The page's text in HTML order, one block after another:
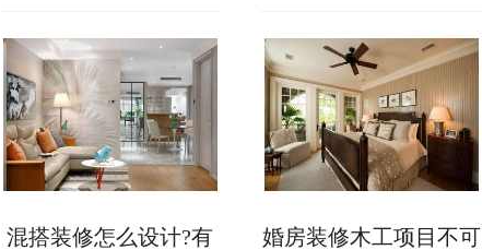
混搭装修怎么设计?有
婚房装修木工项目不可